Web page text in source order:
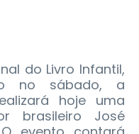
do Livro Infantil,
no sábado, a
hoje uma
brasileiro José